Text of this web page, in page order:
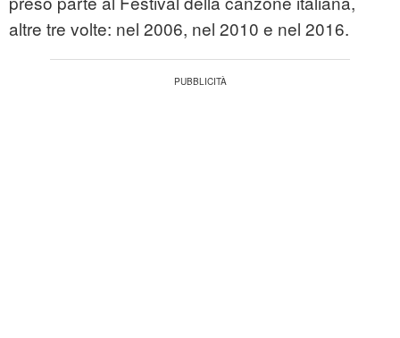
altre tre volte: nel 2006, nel 2010 e nel 2016.